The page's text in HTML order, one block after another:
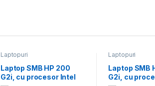
Laptopuri
Laptop SMB HP 200
G2i, cu procesor Intel
Laptopuri
Laptop SMB
G2i, cu